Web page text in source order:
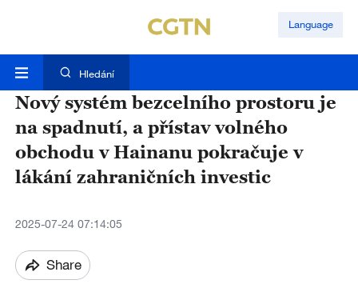
Language
Hledání
Nový systém bezcelního prostoru je
na spadnutí, a přístav volného
obchodu v Hainanu pokračuje v
lákání zahraničních investic
2025-07-24 07:14:05
Share